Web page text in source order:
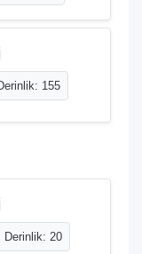
155
Derinlik: 20